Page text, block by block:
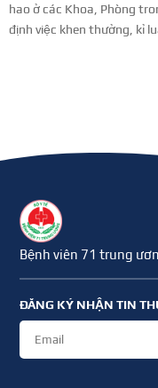
hao ở các Khoa, Phòng
định việc khen thưởng, kỉ
Bệnh viên 71 trung
ĐĂNG KÝ NHẬN TIN